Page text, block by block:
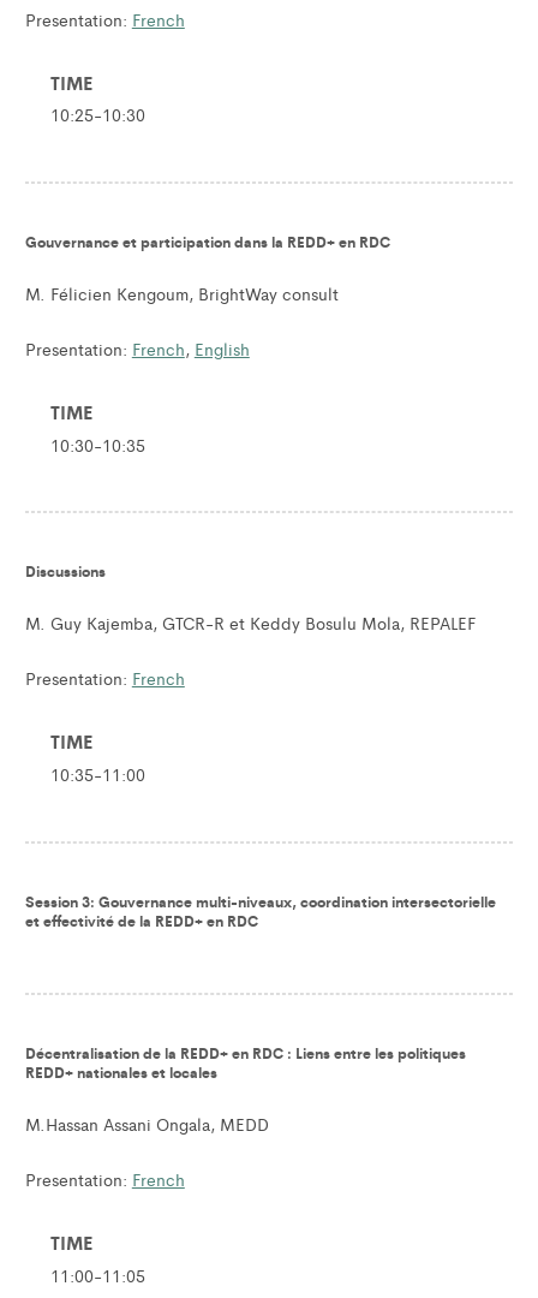
Presentation: French
TIME
10:25-10:30
Gouvernance et participation dans la REDD+ en RDC
M. Félicien Kengoum, BrightWay consult
Presentation: French, English
TIME
10:30-10:35
Discussions
M. Guy Kajemba, GTCR-R et Keddy Bosulu Mola, REPALEF
Presentation: French
TIME
10:35-11:00
Session 3: Gouvernance multi-niveaux, coordination intersectorielle
et effectivité de la REDD+ en RDC
Décentralisation de la REDD+ en RDC : Liens entre les politiques
REDD+ nationales et locales
M.Hassan Assani Ongala, MEDD
Presentation: French
TIME
11:00-11:05